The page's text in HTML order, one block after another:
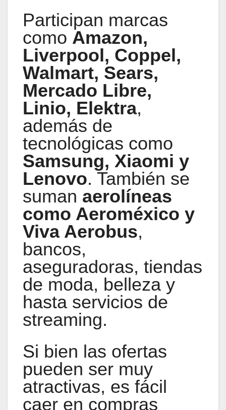
Participan marcas
como Amazon,
Liverpool, Coppel,
Walmart, Sears,
Mercado Libre,
Linio, Elektra,
además de
tecnológicas como
Samsung, Xiaomi y
Lenovo. También se
suman aerolíneas
como Aeroméxico y
Viva Aerobus,
bancos,
aseguradoras, tiendas
de moda, belleza y
hasta servicios de
streaming.
Si bien las ofertas
pueden ser muy
atractivas, es fácil
caer en compras